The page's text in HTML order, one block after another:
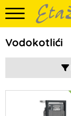
Vodokotlići